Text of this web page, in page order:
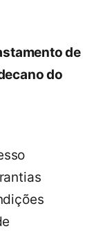
de
do